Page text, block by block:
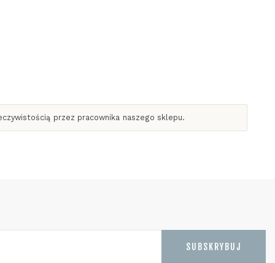
przez pracownika naszego sklepu.
SUBSKRYBUJ